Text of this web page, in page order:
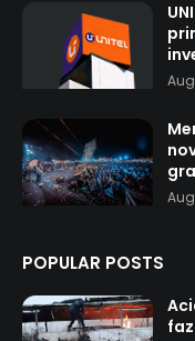
POPULAR POSTS